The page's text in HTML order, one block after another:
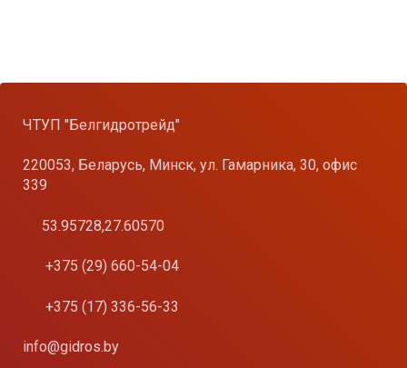
ЧТУП "Белгидротрейд"
220053, Беларусь, Минск, ул. Гамарника, 30, офис
339
53.95728,27.60570
+375 (29) 660-54-04
+375 (17) 336-56-33
info@gidros.by